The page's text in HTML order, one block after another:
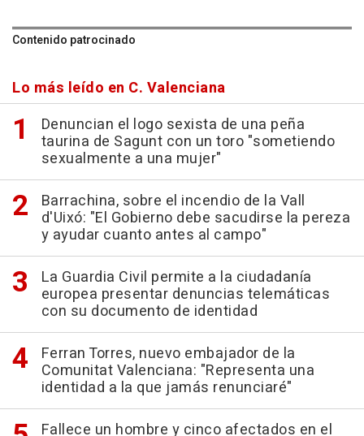
Contenido patrocinado
Lo más leído en C. Valenciana
Denuncian el logo sexista de una peña
taurina de Sagunt con un toro "sometiendo
sexualmente a una mujer"
Barrachina, sobre el incendio de la Vall
d'Uixó: "El Gobierno debe sacudirse la pereza
y ayudar cuanto antes al campo"
La Guardia Civil permite a la ciudadanía
europea presentar denuncias telemáticas
con su documento de identidad
Ferran Torres, nuevo embajador de la
Comunitat Valenciana: "Representa una
identidad a la que jamás renunciaré"
Fallece un hombre y cinco afectados en el